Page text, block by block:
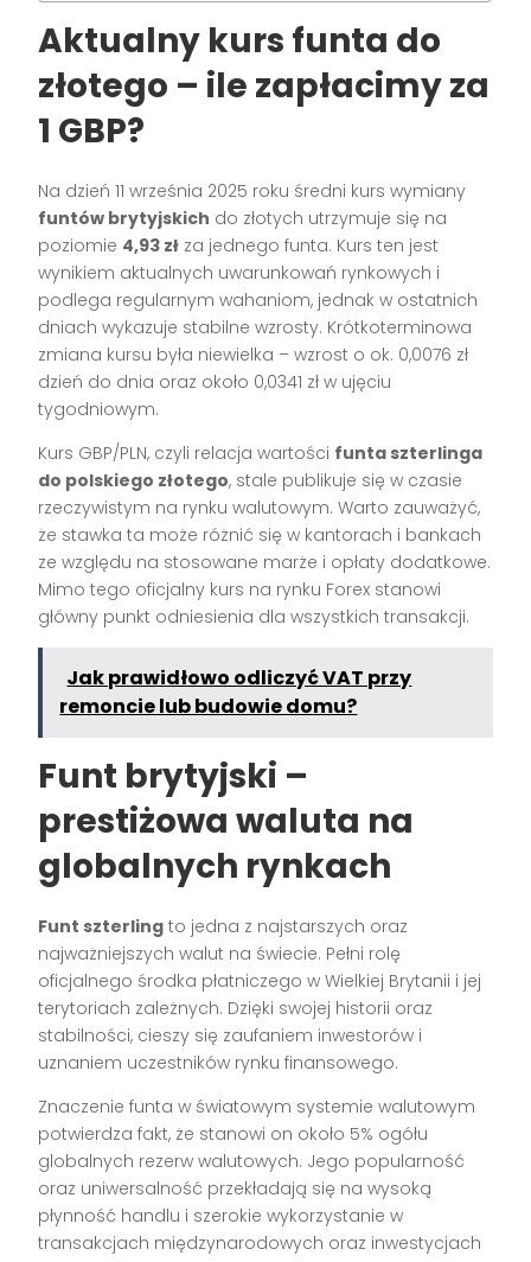
Aktualny kurs funta do
złotego – ile zapłacimy za
1 GBP?
Na dzień 11 września 2025 roku średni kurs wymiany
funtów brytyjskich do złotych utrzymuje się na
poziomie 4,93 zł za jednego funta. Kurs ten jest
wynikiem aktualnych uwarunkowań rynkowych i
podlega regularnym wahaniom, jednak w ostatnich
dniach wykazuje stabilne wzrosty. Krótkoterminowa
zmiana kursu była niewielka – wzrost o ok. 0,0076 zł
dzień do dnia oraz około 0,0341 zł w ujęciu
tygodniowym.
Kurs GBP/PLN, czyli relacja wartości funta szterlinga
do polskiego złotego, stale publikuje się w czasie
rzeczywistym na rynku walutowym. Warto zauważyć,
że stawka ta może różnić się w kantorach i bankach
ze względu na stosowane marże i opłaty dodatkowe.
Mimo tego oficjalny kurs na rynku Forex stanowi
główny punkt odniesienia dla wszystkich transakcji.
Jak prawidłowo odliczyć VAT przy
remoncie lub budowie domu?
Funt brytyjski –
prestiżowa waluta na
globalnych rynkach
Funt szterling to jedna z najstarszych oraz
najważniejszych walut na świecie. Pełni rolę
oficjalnego środka płatniczego w Wielkiej Brytanii i jej
terytoriach zależnych. Dzięki swojej historii oraz
stabilności, cieszy się zaufaniem inwestorów i
uznaniem uczestników rynku finansowego.
Znaczenie funta w światowym systemie walutowym
potwierdza fakt, że stanowi on około 5% ogółu
globalnych rezerw walutowych. Jego popularność
oraz uniwersalność przekładają się na wysoką
płynność handlu i szerokie wykorzystanie w
transakcjach międzynarodowych oraz inwestycjach